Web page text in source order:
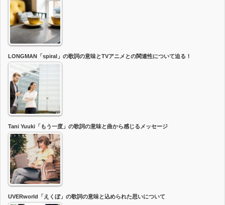
LONGMAN「spiral」の歌詞の意味とTVアニメとの関連性について迫る！
Tani Yuuki「もう一度」の歌詞の意味と曲から感じるメッセージ
UVERworld「えくぼ」の歌詞の意味と込められた思いについて